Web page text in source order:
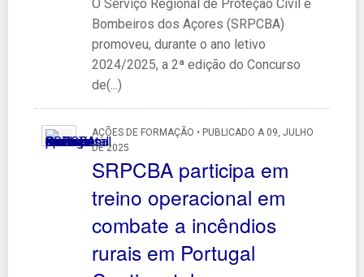
O Serviço Regional de Proteção Civil e
Bombeiros dos Açores (SRPCBA)
promoveu, durante o ano letivo
2024/2025, a 2ª edição do Concurso
de(...)
AÇÕES DE FORMAÇÃO • PUBLICADO A 09, JULHO
DE 2025
SRPCBA participa em
treino operacional em
combate a incêndios
rurais em Portugal